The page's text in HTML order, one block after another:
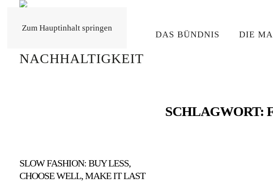
Zum Hauptinhalt springen
DAS BÜNDNIS DIE
SCHLAGWORT:
SLOW FASHION: BUY LESS,
CHOOSE WELL, MAKE IT LAST